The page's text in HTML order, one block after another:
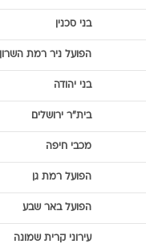
בני סכנין
הפועל ניר רמת השרון
בני יהודה
בית"ר ירושלים
מכבי חיפה
הפועל רמת גן
הפועל באר שבע
עירוני קרית שמונה